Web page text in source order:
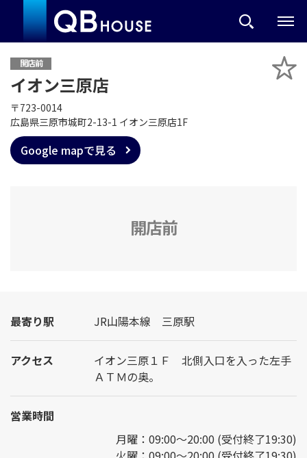
開店前
イオン三原店
〒723-0014
広島県三原市城町2-13-1 イオン三原店1F
Google mapで見る
開店前
最寄り駅 JR山陽本線 三原駅
アクセス
イオン三原１Ｆ 北側入口を入った左手
ＡＴＭの奥。
営業時間
月曜：09:00～20:00 (受付終了19:30)